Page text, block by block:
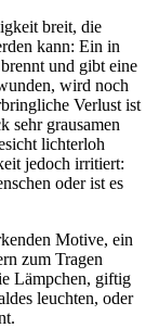
breit, die
kann: Ein in
und gibt eine
wird noch
Verlust ist
sehr grausamen
lichterloh
jedoch irritiert:
oder ist es
Motive, ein
zum Tragen
Lämpchen, giftig
leuchten, oder